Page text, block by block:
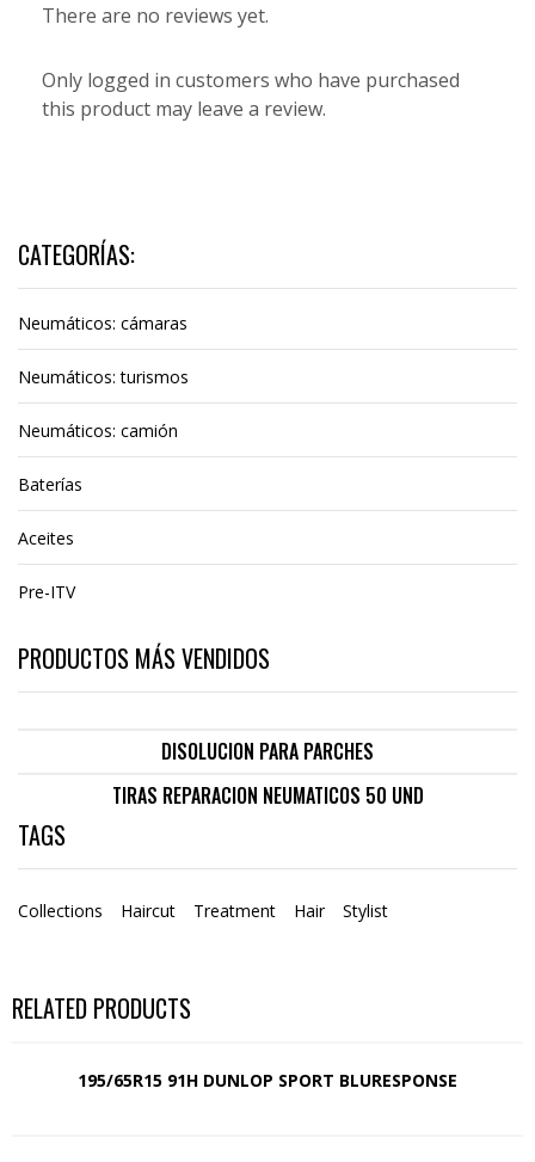
There are no reviews yet.
Only logged in customers who have purchased
this product may leave a review.
CATEGORÍAS:
Neumáticos: cámaras
Neumáticos: turismos
Neumáticos: camión
Baterías
Aceites
Pre-ITV
PRODUCTOS MÁS VENDIDOS
DISOLUCION PARA PARCHES
TIRAS REPARACION NEUMATICOS 50 UND
TAGS
Collections Haircut Treatment Hair Stylist
RELATED PRODUCTS
195/65R15 91H DUNLOP SPORT BLURESPONSE